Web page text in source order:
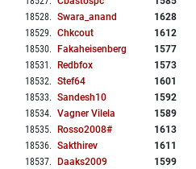
18528. Swara_anand 1628
18529. Chkcout 1612
18530. Fakaheisenberg 1577
18531 . Redbfox 1573
18532. Stef64 1601
18533. Sandesh10 1592
18534. Vagner Vilela 1589
18535. Rosso2008# 1613
18536. Sakthirev 1611
18537. Daaks2009 1599